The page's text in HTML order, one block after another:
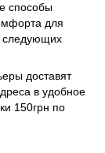
способы
для
следующих
доставят
в удобное
150грн по